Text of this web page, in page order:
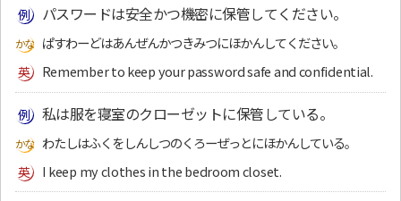
パスワードは安全かつ機密に保管してください。
ぱすわーどはあんぜんかつきみつにほかんしてください。
Remember to keep your password safe and confidential.
私は服を寝室のクローゼットに保管している。
わたしはふくをしんしつのくろーぜっとにほかんしている。
I keep my clothes in the bedroom closet.